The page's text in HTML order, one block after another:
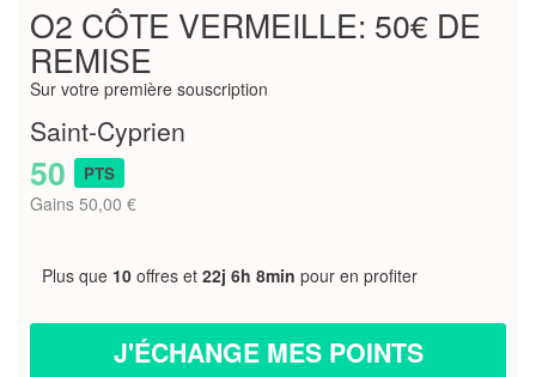
O2 CÔTE VERMEILLE: 50€ DE
REMISE
Sur votre première souscription
Saint-Cyprien
50 PTS
Gains 50,00 €
Plus que 10 offres et 22j 6h 8min pour en profiter
J'ÉCHANGE MES POINTS